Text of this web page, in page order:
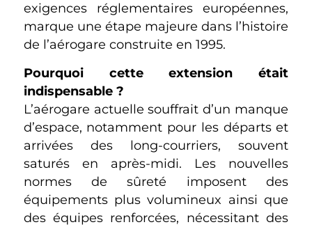
exigences réglementaires européennes,
marque une étape majeure dans l’histoire
de l’aérogare construite en 1995.
Pourquoi cette extension était
indispensable ?
L’aérogare actuelle souffrait d’un manque
d’espace, notamment pour les départs et
arrivées des long-courriers, souvent
saturés en après-midi. Les nouvelles
normes de sûreté imposent des
équipements plus volumineux ainsi que
des équipes renforcées, nécessitant des